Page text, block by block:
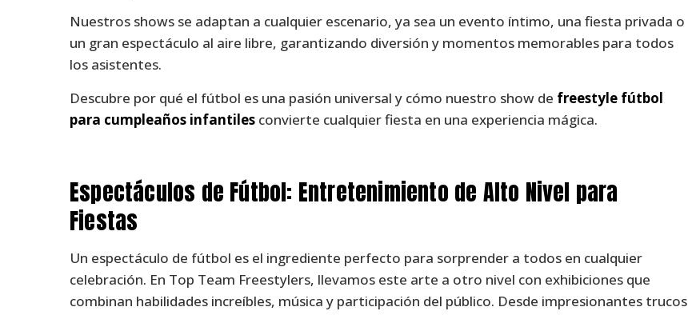
Nuestros shows se adaptan a cualquier escenario, ya sea un evento íntimo, una fiesta privada o
un gran espectáculo al aire libre, garantizando diversión y momentos memorables para todos
los asistentes.
Descubre por qué el fútbol es una pasión universal y cómo nuestro show de freestyle fútbol
para cumpleaños infantiles convierte cualquier fiesta en una experiencia mágica.
Espectáculos de Fútbol: Entretenimiento de Alto Nivel para
Fiestas
Un espectáculo de fútbol es el ingrediente perfecto para sorprender a todos en cualquier
celebración. En Top Team Freestylers, llevamos este arte a otro nivel con exhibiciones que
combinan habilidades increíbles, música y participación del público. Desde impresionantes trucos